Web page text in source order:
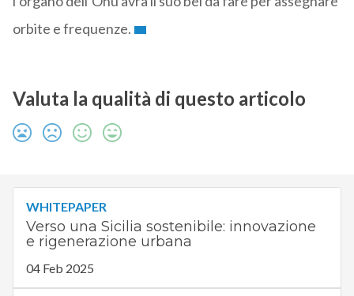
orbite e frequenze.
Valuta la qualità di questo articolo
WHITEPAPER
Verso una Sicilia sostenibile: innovazione
e rigenerazione urbana
04 Feb 2025